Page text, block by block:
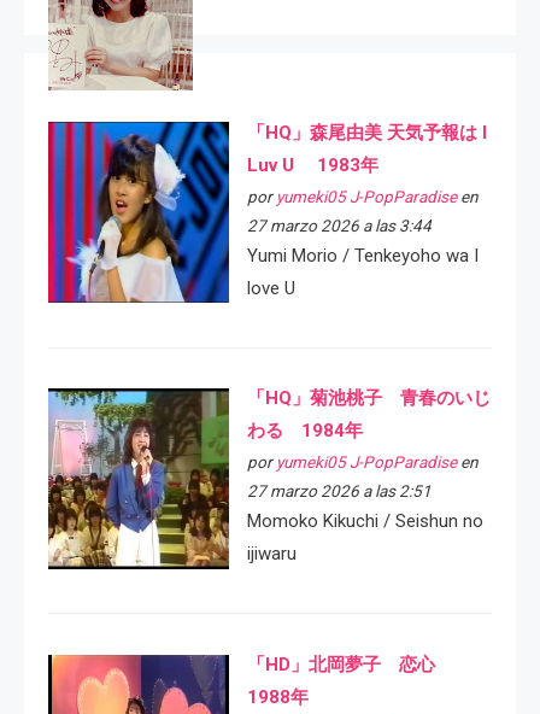
「HQ」森尾由美 天気予報は I
Luv U 1983年
por yumeki05 J-PopParadiseen
27 marzo 2026 a las 3:44
Yumi Morio / Tenkeyoho wa I
love U
「HQ」菊池桃子 青春のいじ
わる 1984年
por yumeki05 J-PopParadiseen
27 marzo 2026 a las 2:51
Momoko Kikuchi / Seishun no
ijiwaru
「HD」北岡夢子 恋心
1988年